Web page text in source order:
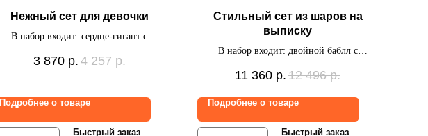
Нежный сет для девочки
В набор входит: сердце-гигант с
потолок на атласных лентах.
3 870 р.4 257 р.
Подробнее о товаре
Быстрый заказ
Стильный сет из шаров на
выписку
В набор входит: двойной баблл с
шаров(4 баббл шар,3 фольгированных
11 360 р. 12 496 р.
Подробнее о товаре
Быстрый заказ